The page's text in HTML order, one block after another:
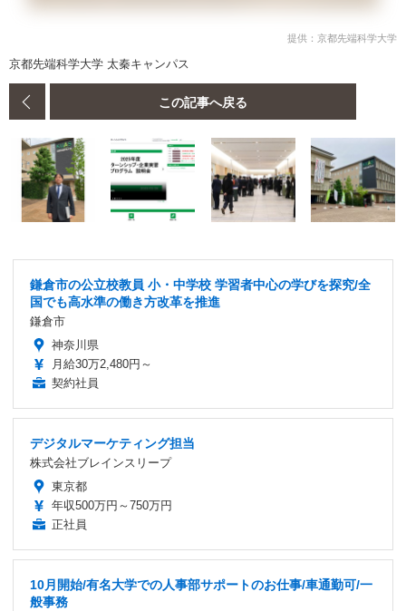
提供：京都先端科学大学
京都先端科学大学 太秦キャンパス
この記事へ戻る
鎌倉市の公立校教員 小・中学校 学習者中心の学びを探究/全
国でも高水準の働き方改革を推進
鎌倉市
神奈川県
月給30万2,480円～
契約社員
デジタルマーケティング担当
株式会社ブレインスリープ
東京都
年収500万円～750万円
正社員
10月開始/有名大学での人事部サポートのお仕事/車通勤可/一
般事務